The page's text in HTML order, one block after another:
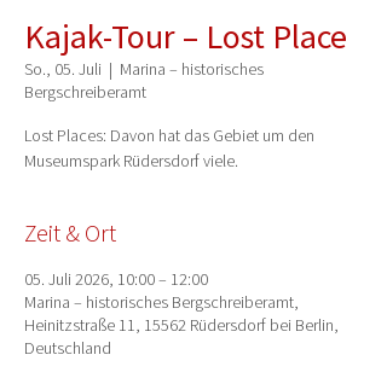
Kajak-Tour – Lost Place
So., 05. Juli
  |
Marina – historisches
Bergschreiberamt
Lost Places: Davon hat das Gebiet um den
Museumspark Rüdersdorf viele.
Zeit & Ort
05. Juli 2026, 10:00 – 12:00
Marina – historisches Bergschreiberamt,
Heinitzstraße 11, 15562 Rüdersdorf bei Berlin,
Deutschland